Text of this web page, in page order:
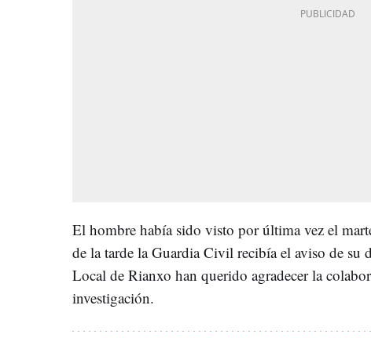
El hombre había sido visto por última vez el
de la tarde la Guardia Civil recibía el aviso de su
Local de Rianxo han querido agradecer la
investigación.